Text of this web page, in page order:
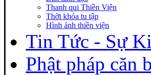
Thanh qui Thiền Viện
Thời khóa tu tập
Hình ảnh thiền viện
Tin Tức - Sự
Phật pháp căn